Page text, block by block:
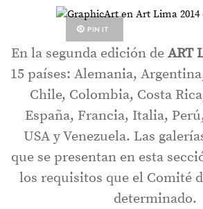
PIN IT
En la segunda edición de ART
15 países: Alemania,
Chile, Colombia, Costa
España, Francia, Italia,
USA y Venezuela. Las
que se presentan en esta
los requisitos que el Comité
determinado.